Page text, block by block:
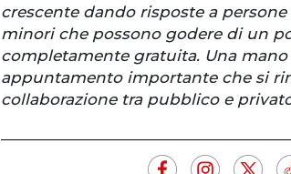
crescente dando risposte a
minori che possono godere di un
completamente gratuita. Una
appuntamento importante che si
collaborazione tra pubblico e